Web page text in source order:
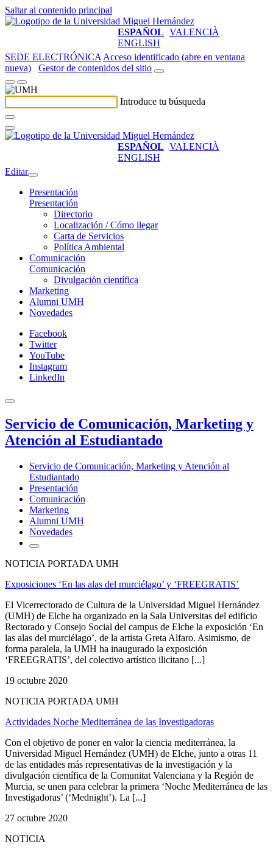
Saltar al contenido principal
ESPAÑOL VALENCIÀ
ENGLISH
SEDE ELECTRÓNICA Acceso identificado (abre en ventana
nueva)
Gestor de contenidos del sitio
Introduce tu búsqueda
ESPAÑOL VALENCIÀ
ENGLISH
Editar
Presentación
Presentación
Directorio
Localización / Cómo llegar
Carta de Servicios
Política Ambiental
Comunicación
Comunicación
Divulgación científica
Marketing
Alumni UMH
Novedades
Facebook
Twitter
YouTube
Instagram
LinkedIn
Servicio de Comunicación, Marketing y
Atención al Estudiantado
Servicio de Comunicación, Marketing y Atención al
Estudiantado
Presentación
Comunicación
Marketing
Alumni UMH
Novedades
NOTICIA PORTADA UMH
Exposiciones ‘En las alas del murciélago’ y ‘FREEGRATIS’
El Vicerrectorado de Cultura de la Universidad Miguel Hernández
(UMH) de Elche ha organizado en la Sala Universitas del edificio
Rectorado y Consejo Social del campus de Elche la exposición ‘En
las alas del murciélago’, de la artista Greta Alfaro. Asimismo, de
forma paralela, la UMH ha inaugurado la exposición
‘FREEGRATIS’, del colectivo artístico ilicitano [...]
19 octubre 2020
NOTICIA PORTADA UMH
Actividades Noche Mediterránea de las Investigadoras
Con el objetivo de poner en valor la ciencia mediterránea, la
Universidad Miguel Hernández (UMH) de Elche, junto a otras 11
de las entidades más representativas de la investigación y la
divulgación científica de la Comunitat Valenciana y la Región de
Murcia, se unen para celebrar la primera ‘Noche Mediterránea de las
Investigadoras’ (‘Mednight’). La [...]
27 octubre 2020
NOTICIA